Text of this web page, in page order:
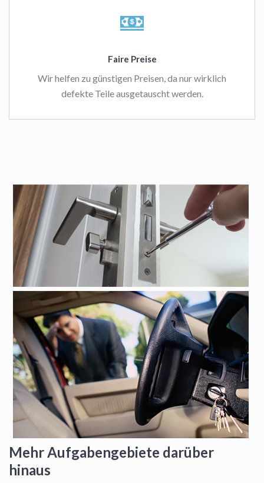
Faire Preise
Wir helfen zu günstigen Preisen, da nur wirklich
defekte Teile ausgetauscht werden.
Mehr Aufgabengebiete darüber
hinaus